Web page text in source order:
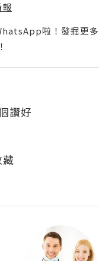
啦！發掘更多
！
讚好
藏